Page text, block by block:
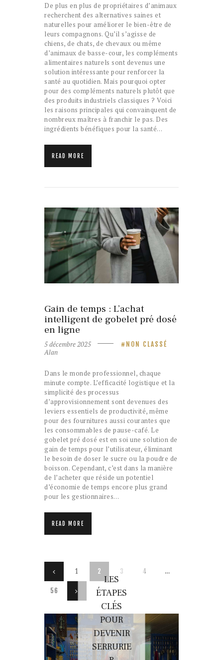
De plus en plus de propriétaires d’animaux
recherchent des alternatives saines et
naturelles pour améliorer le bien-être de
leurs compagnons. Qu’il s’agisse de
chiens, de chats, de chevaux ou même
d’animaux de basse-cour, les compléments
alimentaires naturels sont devenus une
solution intéressante pour renforcer la
santé au quotidien. Mais pourquoi opter
pour des compléments naturels plutôt que
des produits industriels classiques ? Voici
les raisons principales qui convainquent de
nombreux maîtres à franchir le pas. Des
ingrédients bénéfiques pour la santé…
READ MORE
5 décembre 2025
NON CLASSÉ
Gain de temps : L’achat
intelligent de gobelet pré dosé
en ligne
5 décembre 2025 NON CLASSÉ
Alan
Dans le monde professionnel, chaque
minute compte. L’efficacité logistique et la
simplicité des processus
d’approvisionnement sont devenues des
leviers essentiels de productivité, même
pour des fournitures aussi courantes que
les consommables de pause-café. Le
gobelet pré dosé est en soi une solution de
gain de temps pour l’utilisateur, éliminant
le besoin de doser le sucre ou la poudre de
boisson. Cependant, c’est dans la manière
de l’acheter que réside un potentiel
d’économie de temps encore plus grand
pour les gestionnaires…
READ MORE
Pagination
des
publications
PAGE
1 PAGE
2 PAGE
3 PAGE
4 …
PAGE
56 >
CHOISIR
UNE
BOUTIQU
LES
ÉTAPES
CLÉS
POUR
DEVENIR
SERRURIE
DES
ES
NATUREL
CAMPING
-CAR EN
FAMILLE :
UNE
MANIÈRE
SIMPLE